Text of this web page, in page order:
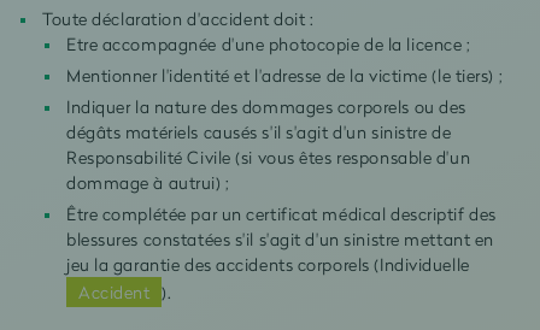
Toute déclaration d'accident doit :
Etre accompagnée d'une photocopie de la licence ;
Mentionner l'identité et l'adresse de la victime (le tiers) ;
Indiquer la nature des dommages corporels ou des
dégâts matériels causés s'il s'agit d'un sinistre de
Responsabilité Civile (si vous êtes responsable d'un
dommage à autrui) ;
Être complétée par un certificat médical descriptif des
blessures constatées s'il s'agit d'un sinistre mettant en
jeu la garantie des accidents corporels (Individuelle
Accident ).